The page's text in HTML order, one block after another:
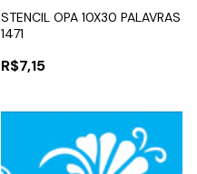
STENCIL OPA 10X30 PALAVRAS
1471
R$7,15